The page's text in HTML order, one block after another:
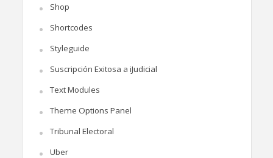
Shop
Shortcodes
Styleguide
Suscripción Exitosa a iJudicial
Text Modules
Theme Options Panel
Tribunal Electoral
Uber